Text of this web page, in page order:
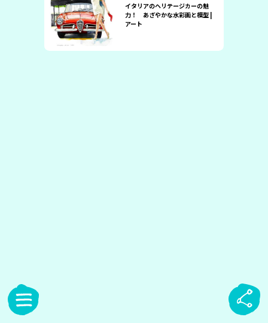
イタリアのヘリテージカーの魅
力！ あざやかな水彩画と模型 |
アート